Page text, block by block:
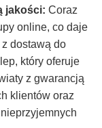
jakości: Coraz
online, co daje
dostawą do
który oferuje
z gwarancją
klientów oraz